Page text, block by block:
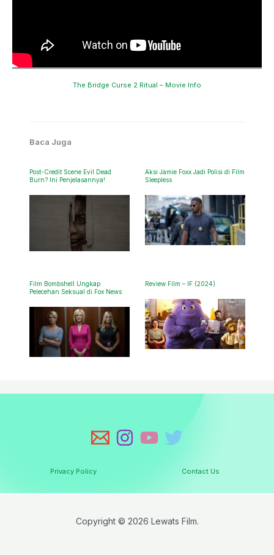
The Bridge Curse 2 Ritual – Movie Info
Baca Juga
Post-Credit Scene Evil Dead
Burn? Ini Penjelasannya!
Aksi Jamie Foxx Jadi Polisi di Film
Sleepless
Film Bombshell Ungkap
Pelecehan Seksual di Fox News
Review Film – IF (2024)
Privacy Policy Contact Us
Copyright © 2026 Lewats Film.